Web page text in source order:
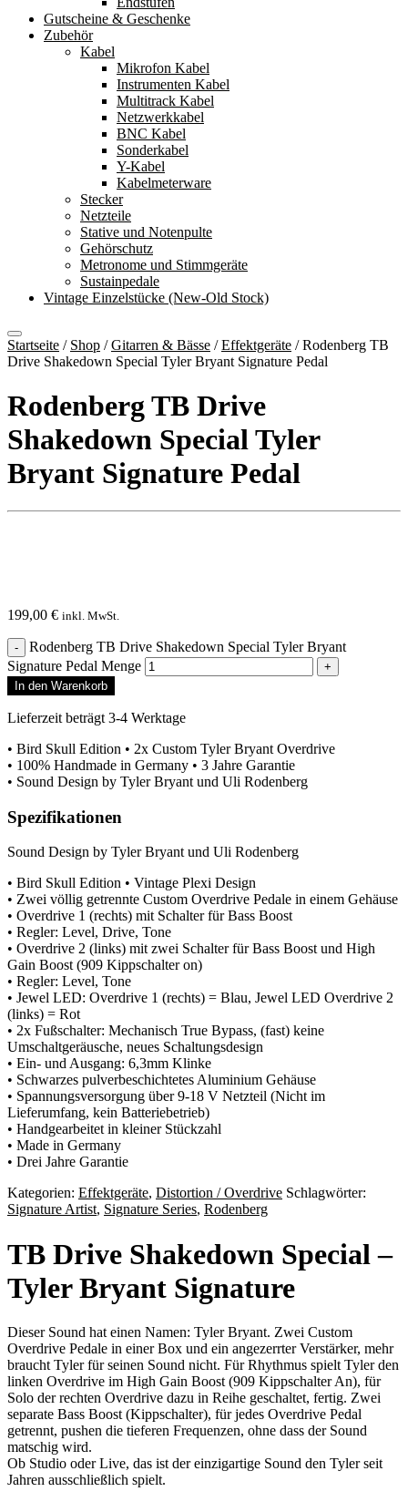
Gutscheine & Geschenke
Zubehör
Kabel
Mikrofon Kabel
Instrumenten Kabel
Multitrack Kabel
Netzwerkkabel
BNC Kabel
Sonderkabel
Y-Kabel
Kabelmeterware
Stecker
Netzteile
Stative und Notenpulte
Gehörschutz
Metronome und Stimmgeräte
Sustainpedale
Vintage Einzelstücke (New-Old Stock)
Startseite / Shop /Gitarren & Bässe /Effektgeräte /Rodenberg TB
Drive Shakedown Special Tyler Bryant Signature Pedal
Rodenberg TB Drive
Shakedown Special Tyler
Bryant Signature Pedal
199,00 € inkl. MwSt.
Rodenberg TB Drive Shakedown Special Tyler Bryant
Signature Pedal Menge
In den Warenkorb
Lieferzeit beträgt 3-4 Werktage
• Bird Skull Edition • 2x Custom Tyler Bryant Overdrive
• 100% Handmade in Germany • 3 Jahre Garantie
• Sound Design by Tyler Bryant und Uli Rodenberg
Spezifikationen
Sound Design by Tyler Bryant und Uli Rodenberg
• Bird Skull Edition • Vintage Plexi Design
• Zwei völlig getrennte Custom Overdrive Pedale in einem Gehäuse
• Overdrive 1 (rechts) mit Schalter für Bass Boost
• Regler: Level, Drive, Tone
• Overdrive 2 (links) mit zwei Schalter für Bass Boost und High
Gain Boost (909 Kippschalter on)
• Regler: Level, Tone
• Jewel LED: Overdrive 1 (rechts) = Blau, Jewel LED Overdrive 2
(links) = Rot
• 2x Fußschalter: Mechanisch True Bypass, (fast) keine
Umschaltgeräusche, neues Schaltungsdesign
• Ein- und Ausgang: 6,3mm Klinke
• Schwarzes pulverbeschichtetes Aluminium Gehäuse
• Spannungsversorgung über 9-18 V Netzteil (Nicht im
Lieferumfang, kein Batteriebetrieb)
• Handgearbeitet in kleiner Stückzahl
• Made in Germany
• Drei Jahre Garantie
Kategorien: Effektgeräte, Distortion / Overdrive Schlagwörter:
Signature Artist, Signature Series, Rodenberg
TB Drive Shakedown Special –
Tyler Bryant Signature
Dieser Sound hat einen Namen: Tyler Bryant. Zwei Custom
Overdrive Pedale in einer Box und ein angezerrter Verstärker, mehr
braucht Tyler für seinen Sound nicht. Für Rhythmus spielt Tyler den
linken Overdrive im High Gain Boost (909 Kippschalter An), für
Solo der rechten Overdrive dazu in Reihe geschaltet, fertig. Zwei
separate Bass Boost (Kippschalter), für jedes Overdrive Pedal
getrennt, pushen die tieferen Frequenzen, ohne dass der Sound
matschig wird.
Ob Studio oder Live, das ist der einzigartige Sound den Tyler seit
Jahren ausschließlich spielt.